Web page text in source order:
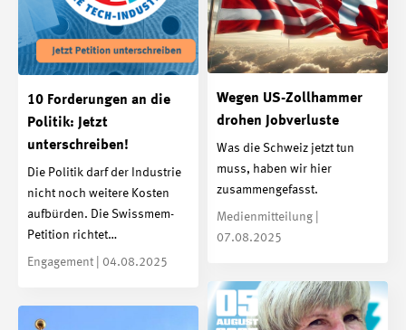
Wegen US-Zollhammer
drohen Jobverluste
Was die Schweiz jetzt tun
muss, haben wir hier
zusammengefasst.
Medienmitteilung |
07.08.2025
10 Forderungen an die
Politik: Jetzt
unterschreiben!
Die Politik darf der Industrie
nicht noch weitere Kosten
aufbürden. Die Swissmem-
Petition richtet…
Engagement | 04.08.2025